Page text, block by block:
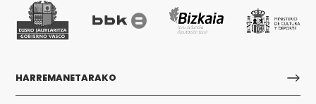
HARREMANETARAKO